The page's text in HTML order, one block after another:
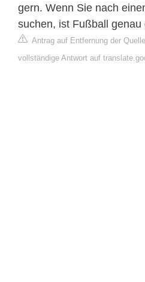
gern. Wenn Sie nach
suchen, ist Fußball genau
Antrag auf Entfernung der Quelle
vollständige Antwort auf